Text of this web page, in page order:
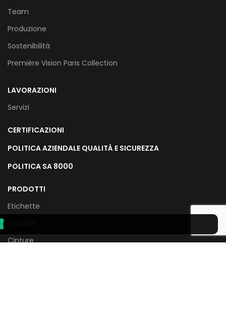
Team
Produzione
Sostenibilità
Première Vision Paris Collection
LAVORAZIONI
Servizi
CERTIFICAZIONI
POLITICA AZIENDALE QUALITÀ E SICUREZZA
POLITICA SA 8000
PRODOTTI
Etichette
Cinture